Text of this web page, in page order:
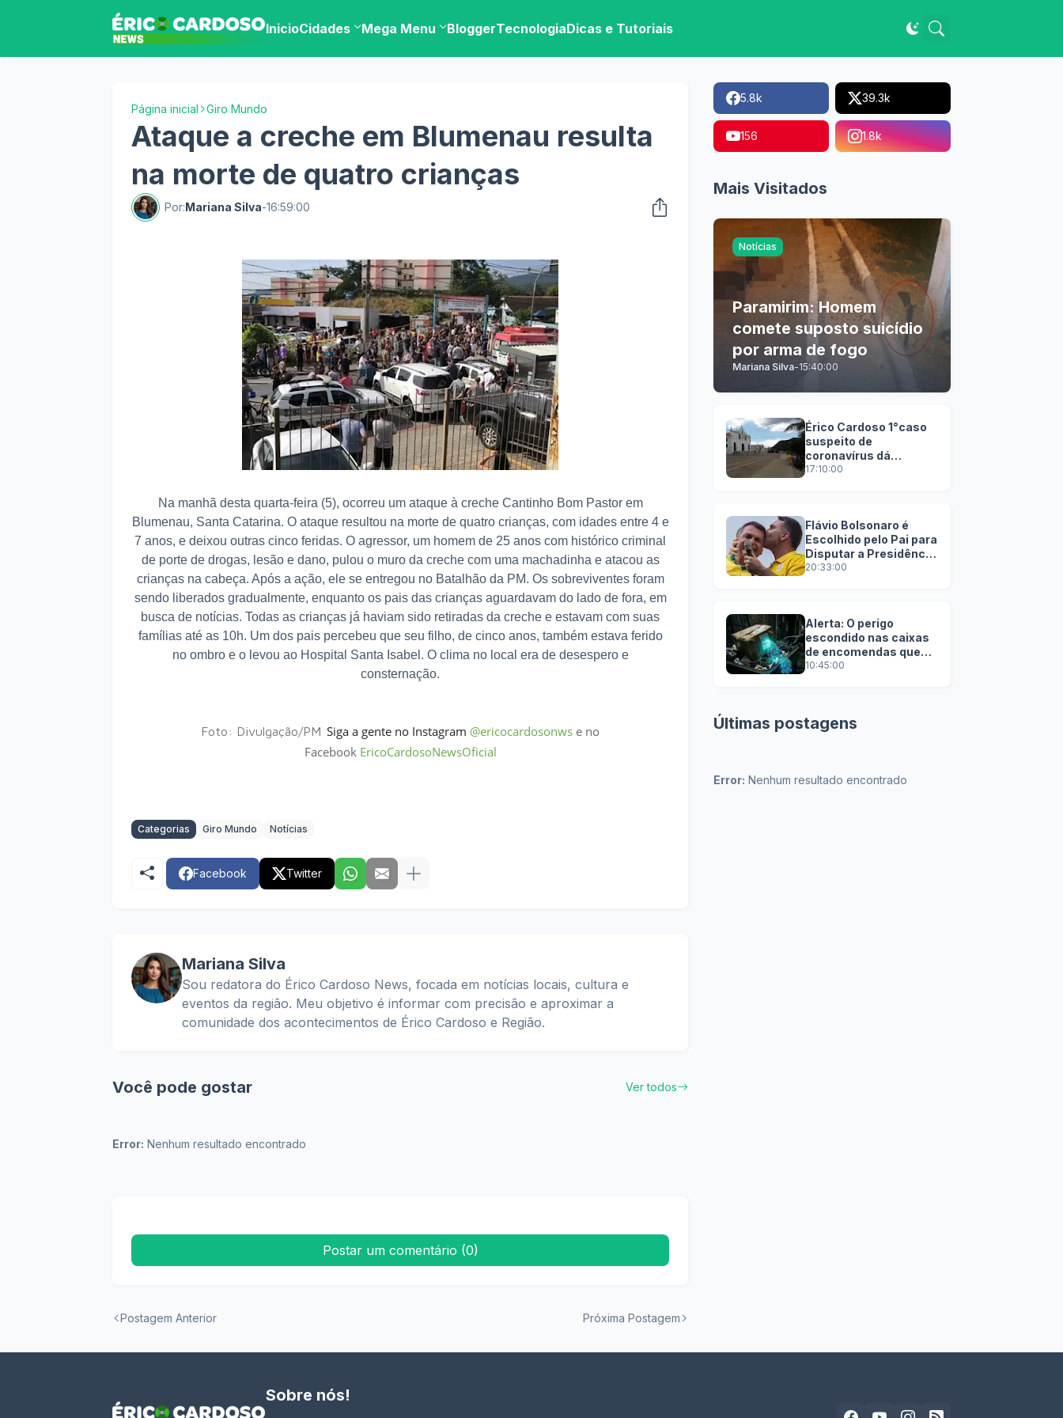
InicioCidades Mega Menu BloggerTecnologiaDicas e Tutoriais
Página inicial Giro Mundo
Ataque a creche em Blumenau resulta
na morte de quatro crianças
Por:Mariana Silva-16:59:00
Na manhã desta quarta-feira (5), ocorreu um ataque à creche Cantinho Bom Pastor em
Blumenau, Santa Catarina. O ataque resultou na morte de quatro crianças, com idades entre 4 e
7 anos, e deixou outras cinco feridas. O agressor, um homem de 25 anos com histórico criminal
de porte de drogas, lesão e dano, pulou o muro da creche com uma machadinha e atacou as
crianças na cabeça. Após a ação, ele se entregou no Batalhão da PM. Os sobreviventes foram
sendo liberados gradualmente, enquanto os pais das crianças aguardavam do lado de fora, em
busca de notícias. Todas as crianças já haviam sido retiradas da creche e estavam com suas
famílias até as 10h. Um dos pais percebeu que seu filho, de cinco anos, também estava ferido
no ombro e o levou ao Hospital Santa Isabel. O clima no local era de desespero e
consternação.
Foto: Divulgação/PM Siga a gente no Instagram @ericocardosonws e no
Facebook EricoCardosoNewsOficial
Categorias Giro Mundo Notícias
Facebook Twitter
Mariana Silva
Sou redatora do Érico Cardoso News, focada em notícias locais, cultura e
eventos da região. Meu objetivo é informar com precisão e aproximar a
comunidade dos acontecimentos de Érico Cardoso e Região.
Você pode gostar Ver todos
Error: Nenhum resultado encontrado
Postar um comentário (0)
Postagem Anterior Próxima Postagem
5.8k 39.3k
156 1.8k
Mais Visitados
Notícias
Paramirim: Homem
comete suposto suicídio
por arma de fogo
Mariana Silva-15:40:00
Érico Cardoso 1°caso
suspeito de
coronavírus dá
negativo
17:10:00
Flávio Bolsonaro é
Escolhido pelo Pai para
Disputar a Presidência
em 2026
20:33:00
Alerta: O perigo
escondido nas caixas
de encomendas que
você joga no lixo
10:45:00
Últimas postagens
Error: Nenhum resultado encontrado
Sobre nós!